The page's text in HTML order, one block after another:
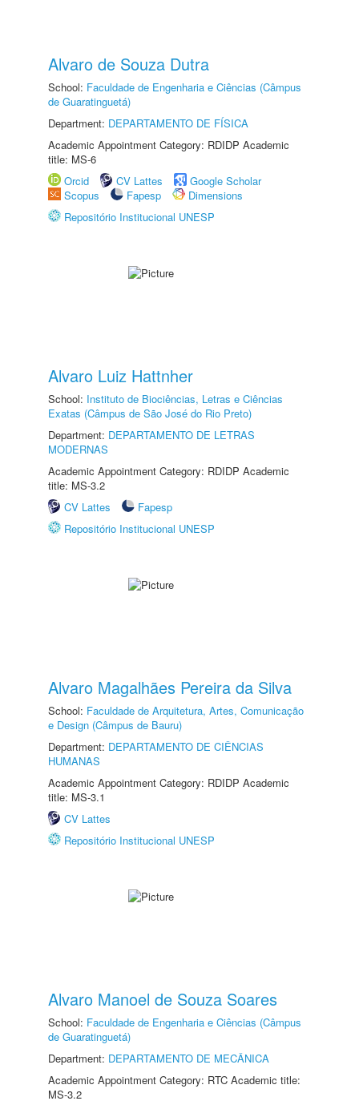
Alvaro de Souza Dutra
School: Faculdade de Engenharia e Ciências (Câmpus
de Guaratinguetá)
Department: DEPARTAMENTO DE FÍSICA
Academic Appointment Category: RDIDP Academic
title: MS-6
Orcid
CV Lattes
Google Scholar
Scopus
Fapesp
Dimensions
Repositório Institucional UNESP
Alvaro Luiz Hattnher
School: Instituto de Biociências, Letras e Ciências
Exatas (Câmpus de São José do Rio Preto)
Department: DEPARTAMENTO DE LETRAS
MODERNAS
Academic Appointment Category: RDIDP Academic
title: MS-3.2
CV Lattes
Fapesp
Repositório Institucional UNESP
Alvaro Magalhães Pereira da Silva
School: Faculdade de Arquitetura, Artes, Comunicação
e Design (Câmpus de Bauru)
Department: DEPARTAMENTO DE CIÊNCIAS
HUMANAS
Academic Appointment Category: RDIDP Academic
title: MS-3.1
CV Lattes
Repositório Institucional UNESP
Alvaro Manoel de Souza Soares
School: Faculdade de Engenharia e Ciências (Câmpus
de Guaratinguetá)
Department: DEPARTAMENTO DE MECÂNICA
Academic Appointment Category: RTC Academic title:
MS-3.2